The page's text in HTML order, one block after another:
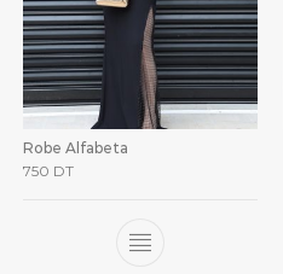
Robe Alfabeta
750 DT